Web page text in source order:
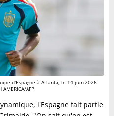
d'Espagne à Atlanta, le 14 juin 2026
AMERICA/AFP
l'Espagne fait partie